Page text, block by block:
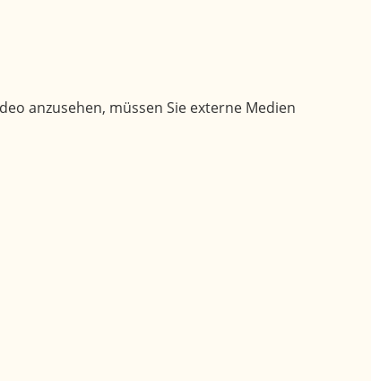
anzusehen, müssen Sie externe Medien